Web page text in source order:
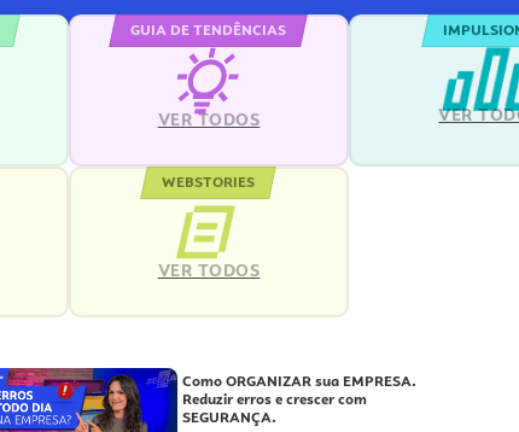
GUIA DE TENDÊNCIAS
VER TODOS VER
WEBSTORIES
VER TODOS
Como ORGANIZAR sua EMPRESA.
Reduzir erros e crescer com
SEGURANÇA.